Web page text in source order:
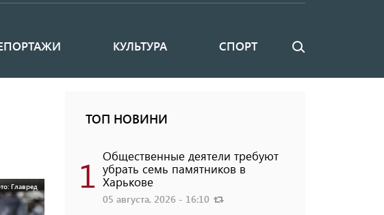
КУЛЬТУРА СПОРТ Поиск
Главред
ТОП НОВИНИ
1 Общественные деятели требуют
убрать семь памятников в
Харькове
05 августа, 2026 - 16:10